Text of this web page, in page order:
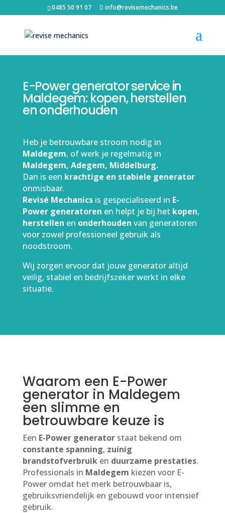
0485 50 91 07 info@revisemechanics.be
E-Power generator service in
Maldegem: kopen, herstellen
en onderhouden
Heb je betrouwbare stroom nodig in
Maldegem, of werk je regelmatig in
Maldegem, Adegem, Middelburg.
Dan is een krachtige en stabiele generator
onmisbaar.
Revisé Mechanicsis gespecialiseerd in E-
Power generatoren en helpt je bij het kopen,
herstellen en onderhouden van generatoren
voor zowel professioneel gebruik als
noodstroom.
Wij zorgen ervoor dat jouw generator altijd
veilig, stabiel en bedrijfszeker werkt in elke
situatie.
Waarom een E-Power
generator in Maldegem
een slimme en
betrouwbare keuze is
Een E-Power generatorstaat bekend om
constante spanning, zuinig
brandstofverbruiken duurzame prestaties.
Professionals in Maldegem kiezen voor E-
Power omdat het merk betrouwbaar is,
gebruiksvriendelijk en gebouwd voor intensief
gebruik.